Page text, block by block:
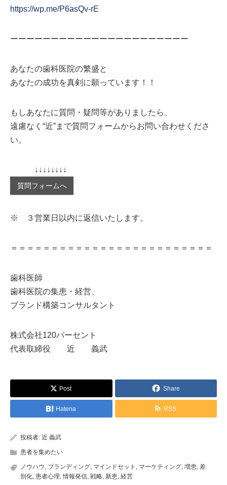
https://wp.me/P6asQv-rE
ーーーーーーーーーーーーーーーーーーーーーー
あなたの歯科医院の繁盛と
あなたの成功を真剣に願っています！！
もしあなたに質問・疑問等がありましたら、
遠慮なく“近”まで質問フォームからお問い合わせくださ
い。
↓↓↓↓↓↓↓↓
質問フォームへ
※ ３営業日以内に返信いたします。
＝＝＝＝＝＝＝＝＝＝＝＝＝＝＝＝＝＝＝＝＝＝＝＝＝
歯科医師
歯科医院の集患・経営、
ブランド構築コンサルタント
株式会社120パーセント
代表取締役 近 義武
Post Share
Hatena RSS
投稿者: 近 義武
患者を集めたい
ノウハウ, ブランディング, マインドセット , マーケティング, 増患, 差
別化, 患者心理,情報発信, 戦略, 新患, 経営